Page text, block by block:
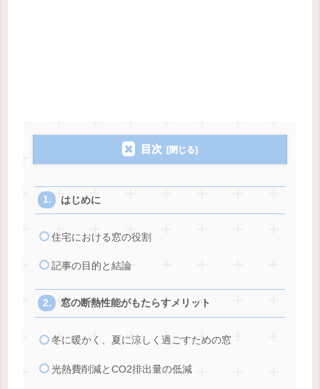
目次
はじめに
住宅における窓の役割
記事の目的と結論
窓の断熱性能がもたらすメリット
冬に暖かく、夏に涼しく過ごすための窓
光熱費削減とCO2排出量の低減